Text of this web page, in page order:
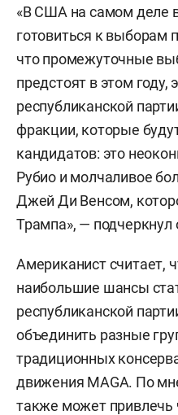
«В США на самом деле
готовиться к выборам
что промежуточные
предстоят в этом году,
республиканской
фракции, которые
кандидатов: это
Рубио и молчаливое
Джей Ди Венсом,
Трампа», — подчеркнул
Американист считает,
наибольшие шансы
республиканской
объединить разные
традиционных
движения MAGA. По
также может привлечь